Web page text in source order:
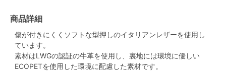
商品詳細
傷が付きにくくソフトな型押しのイタリアンレザーを使用し
ています。
素材はLWGの認証の牛革を使用し、裏地には環境に優しい
ECOPETを使用した環境に配慮した素材です。